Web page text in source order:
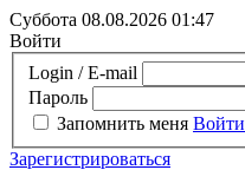
Суббота 08.08.2026 01:47
Войти
Login / E-mail
Пароль
Запомнить меня Войти
Зарегистрироваться